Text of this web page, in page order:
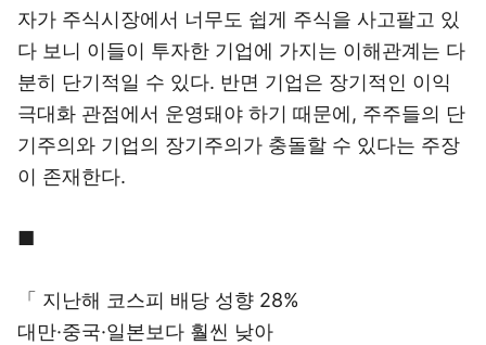
자가 주식시장에서 너무도 쉽게 주식을 사고팔고 있
다 보니 이들이 투자한 기업에 가지는 이해관계는 다
분히 단기적일 수 있다. 반면 기업은 장기적인 이익
극대화 관점에서 운영돼야 하기 때문에, 주주들의 단
기주의와 기업의 장기주의가 충돌할 수 있다는 주장
이 존재한다.
■
「 지난해 코스피 배당 성향 28%
대만·중국·일본보다 훨씬 낮아